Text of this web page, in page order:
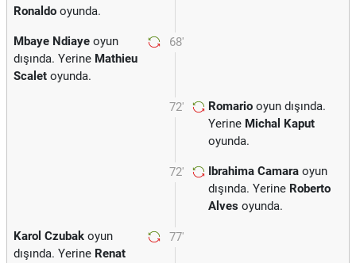
Ronaldo oyunda.
68'
Mbaye Ndiaye oyun
dışında. Yerine Mathieu
Scalet oyunda.
72' Romario oyun dışında.
Yerine Michal Kaput
oyunda.
72' Ibrahima Camara oyun
dışında. Yerine Roberto
Alves oyunda.
77'
Karol Czubak oyun
dışında. Yerine Renat